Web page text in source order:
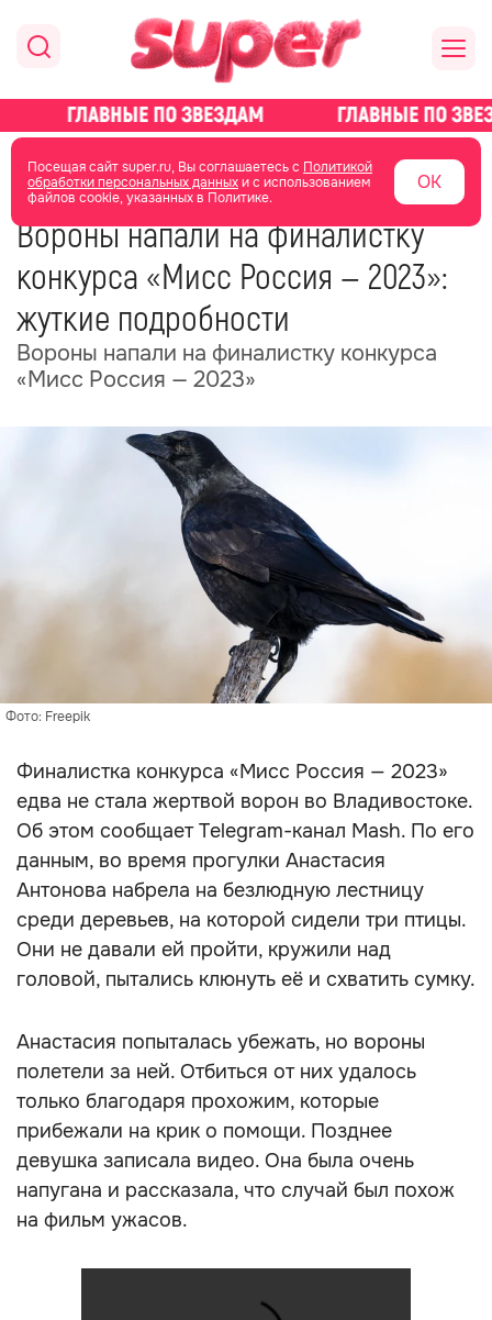
Посещая сайт super.ru, Вы соглашаетесь с Политикой
обработки персональных данныхи с использованием
файлов cookie, указанных в Политике.
ОК
главная общество
17 июня 2025 13:17
Вороны напали на финалистку
конкурса «Мисс Россия — 2023»:
жуткие подробности
Вороны напали на финалистку конкурса
«Мисс Россия — 2023»
Фото: Freepik
Финалистка конкурса «Мисс Россия — 2023»
едва не стала жертвой ворон во Владивостоке.
Об этом сообщает Telegram-канал Mash. По его
данным, во время прогулки Анастасия
Антонова набрела на безлюдную лестницу
среди деревьев, на которой сидели три птицы.
Они не давали ей пройти, кружили над
головой, пытались клюнуть её и схватить сумку.
Анастасия попыталась убежать, но вороны
полетели за ней. Отбиться от них удалось
только благодаря прохожим, которые
прибежали на крик о помощи. Позднее
девушка записала видео. Она была очень
напугана и рассказала, что случай был похож
на фильм ужасов.